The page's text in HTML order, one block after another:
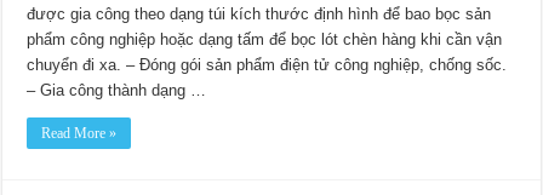
được gia công theo dạng túi kích thước định hình để bao bọc sản
phẩm công nghiệp hoặc dạng tấm để bọc lót chèn hàng khi cần vận
chuyển đi xa. – Đóng gói sản phẩm điện tử công nghiệp, chống sốc.
– Gia công thành dạng …
Read More »